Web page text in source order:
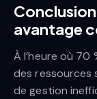
avantage
À l’heure où 70
des ressources
de gestion